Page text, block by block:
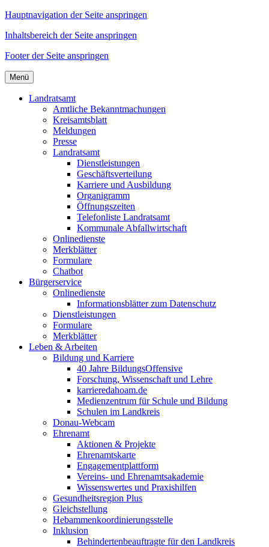
Hauptnavigation der Seite anspringen
Inhaltsbereich der Seite anspringen
Footer der Seite anspringen
Menü
Landratsamt
Amtliche Bekanntmachungen
Kreisamtsblatt
Meldungen
Presse
Landratsamt
Dienstleistungen
Geschäftsverteilung
Karriere und Ausbildung
Organigramm
Öffnungszeiten
Telefonliste Landratsamt
Kommunale Abfallwirtschaft
Onlinedienste
Merkblätter
Formulare
Chatbot
Bürgerservice
Onlinedienste
Informationsblätter zum Datenschutz
Dienstleistungen
Formulare
Merkblätter
Leben & Arbeiten
Bildung und Karriere
40 Jahre BildungsOffensive
Forschung, Wissenschaft und Lehre
karrieredahoam.de
Medienzentrum für Schule und Bildung
Schulen im Landkreis
Donau-Webcam
Ehrenamt
Aktionen & Projekte
Ehrenamtskarte
Engagementplattform
Vereins- und Ehrenamtsakademie
Wissenswertes und Praxishilfen
Gesundheitsregion Plus
Gleichstellung
Hebammenkoordinierungsstelle
Inklusion
Behindertenbeauftragte für den Landkreis